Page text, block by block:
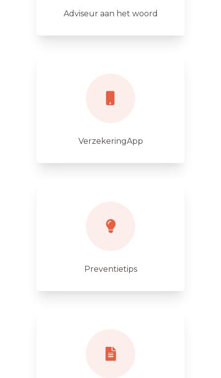
Adviseur aan het woord
VerzekeringApp
Preventietips